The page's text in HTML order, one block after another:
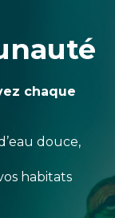
chaque
douce,
habitats